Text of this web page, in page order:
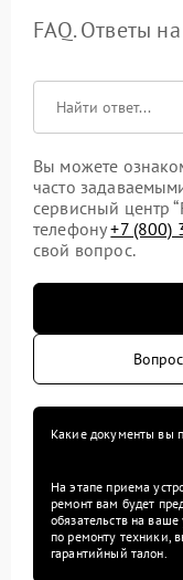
FAQ. Ответы
Вы можете
часто
сервисный центр
телефону+7 (800)
свой вопрос.
Какие документы вы
На этапе приема
ремонт вам будет
обязательств на
по ремонту техники,
гарантийный талон.